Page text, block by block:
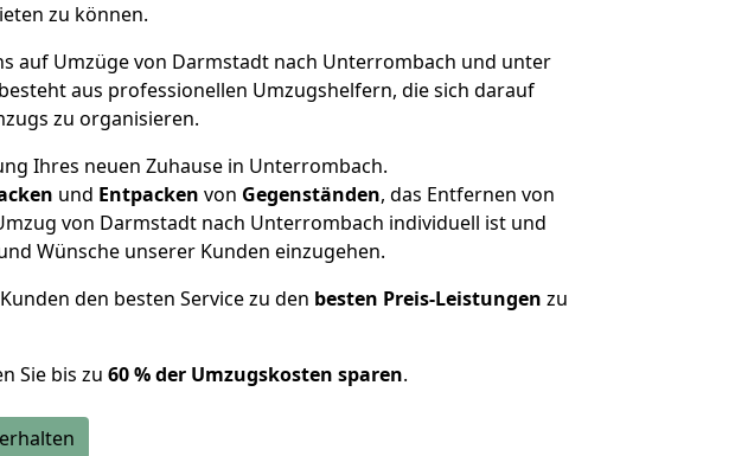
zu können.
auf Umzüge von Darmstadt nach Unterrombach und unter
aus professionellen Umzugshelfern, die sich darauf
zu organisieren.
Ihres neuen Zuhause in Unterrombach.
und Entpacken von Gegenständen, das Entfernen von
von Darmstadt nach Unterrombach individuell ist und
Wünsche unserer Kunden einzugehen.
den besten Service zu den besten Preis-Leistungen zu
Sie bis zu 60 % der Umzugskosten sparen.